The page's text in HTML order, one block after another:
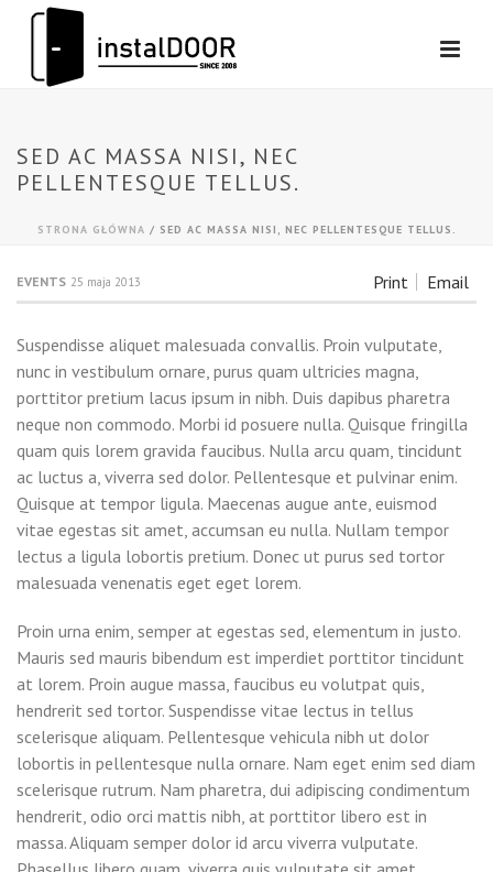
SED AC MASSA NISI, NEC
PELLENTESQUE TELLUS.
STRONA GŁÓWNA / SED AC MASSA NISI, NEC PELLENTESQUE TELLUS.
Print Email
EVENTS 25 maja 2013
Suspendisse aliquet malesuada convallis. Proin vulputate,
nunc in vestibulum ornare, purus quam ultricies magna,
porttitor pretium lacus ipsum in nibh. Duis dapibus pharetra
neque non commodo. Morbi id posuere nulla. Quisque fringilla
quam quis lorem gravida faucibus. Nulla arcu quam, tincidunt
ac luctus a, viverra sed dolor. Pellentesque et pulvinar enim.
Quisque at tempor ligula. Maecenas augue ante, euismod
vitae egestas sit amet, accumsan eu nulla. Nullam tempor
lectus a ligula lobortis pretium. Donec ut purus sed tortor
malesuada venenatis eget eget lorem.
Proin urna enim, semper at egestas sed, elementum in justo.
Mauris sed mauris bibendum est imperdiet porttitor tincidunt
at lorem. Proin augue massa, faucibus eu volutpat quis,
hendrerit sed tortor. Suspendisse vitae lectus in tellus
scelerisque aliquam. Pellentesque vehicula nibh ut dolor
lobortis in pellentesque nulla ornare. Nam eget enim sed diam
scelerisque rutrum. Nam pharetra, dui adipiscing condimentum
hendrerit, odio orci mattis nibh, at porttitor libero est in
massa. Aliquam semper dolor id arcu viverra vulputate.